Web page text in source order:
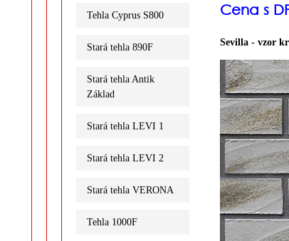
Tehla Cyprus S800
Stará tehla 890F
Stará tehla Antik
Základ
Stará tehla LEVI 1
Stará tehla LEVI 2
Stará tehla VERONA
Tehla 1000F
Cena s
Sevilla - vzor